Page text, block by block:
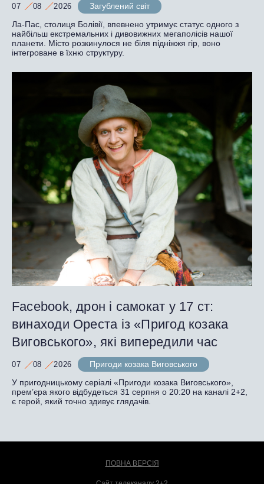
07 08 2026
Загублений світ
Ла-Пас, столиця Болівії, впевнено утримує статус одного з
найбільш екстремальних і дивовижних мегаполісів нашої
планети. Місто розкинулося не біля підніжжя гір, воно
інтегроване в їхню структуру.
Facebook, дрон і самокат у 17 ст:
винаходи Ореста із «Пригод козака
Виговського», які випередили час
07 08 2026
Пригоди козака Виговського
У пригодницькому серіалі «Пригоди козака Виговського»,
прем’єра якого відбудеться 31 серпня о 20:20 на каналі 2+2,
є герой, який точно здивує глядачів.
ПОВНА ВЕРСІЯ